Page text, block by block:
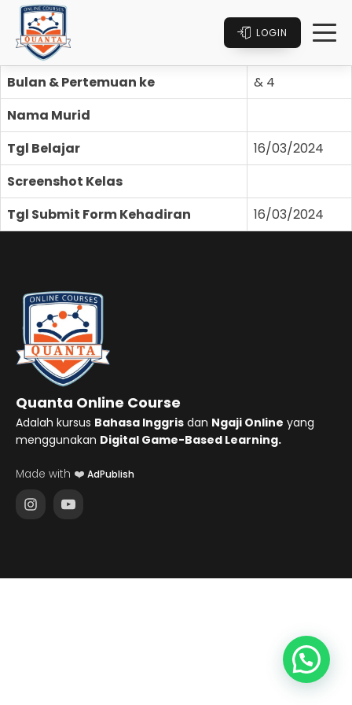
LOGIN
Bulan & Pertemuan ke
& 4
Nama Murid
Tgl Belajar
16/03/2024
Screenshot Kelas
Tgl Submit Form Kehadiran
16/03/2024
Quanta Online Course
Adalah kursus Bahasa Inggris dan Ngaji Online yang
menggunakan Digital Game-Based Learning.
Made with ❤️ AdPublish